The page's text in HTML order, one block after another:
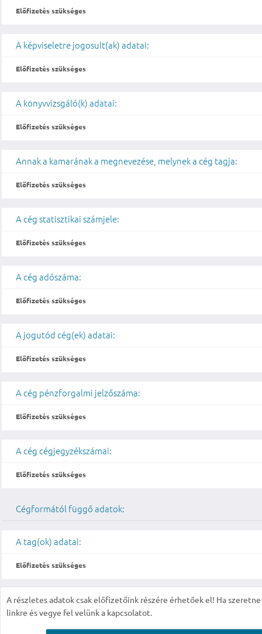
Előfizetés szükséges
A képviseletre jogosult(ak) adatai:
Előfizetés szükséges
A könyvvizsgáló(k) adatai:
Előfizetés szükséges
Annak a kamarának a megnevezése, melynek a cég tagja:
Előfizetés szükséges
A cég statisztikai számjele:
Előfizetés szükséges
A cég adószáma:
Előfizetés szükséges
A jogutód cég(ek) adatai:
Előfizetés szükséges
A cég pénzforgalmi jelzőszáma:
Előfizetés szükséges
A cég cégjegyzékszámai:
Előfizetés szükséges
Cégformától függő adatok:
A tag(ok) adatai:
Előfizetés szükséges
A részletes adatok csak előfizetőink részére érhetőek el! Ha
linkre és vegye fel velünk a kapcsolatot.